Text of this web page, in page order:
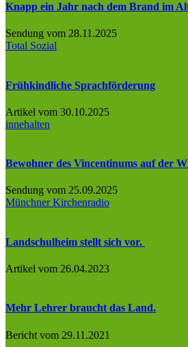
Knapp ein Jahr nach dem Brand im
Sendung vom 28.11.2025
Total Sozial
Frühkindliche Sprachförderung
Artikel vom 30.10.2025
innehalten
Bewohner des Vincentinums auf der
Sendung vom 25.09.2025
Münchner Kirchenradio
Landschulheim stellt sich vor.
Artikel vom 26.04.2023
Mehr Lehrer braucht das Land.
Bericht vom 29.11.2021